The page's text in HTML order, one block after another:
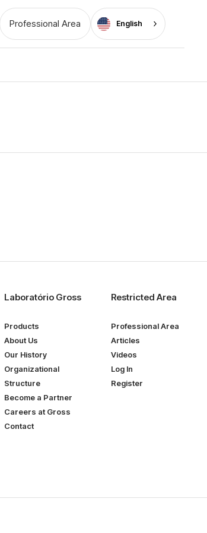
Professional Area English
Laboratório Gross
Products
About Us
Our History
Organizational
Structure
Become a Partner
Careers at Gross
Contact
Restricted Area
Professional Area
Articles
Videos
Log In
Register